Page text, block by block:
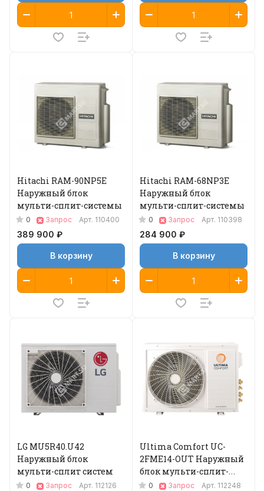
Hitachi RAM-90NP5E
Наружный блок
мульти-сплит-системы
0 Запрос Арт. 110400
389 900 ₽
В корзину
Hitachi RAM-68NP3E
Наружный блок
мульти-сплит-системы
0 Запрос Арт. 110398
284 900 ₽
В корзину
LG MU5R40.U42
Наружный блок
мульти-сплит систем
0 Запрос Арт. 112126
Ultima Comfort UC-
2FME14-OUT Наружный
блок мульти-сплит-
системы
0 Запрос Арт. 112248